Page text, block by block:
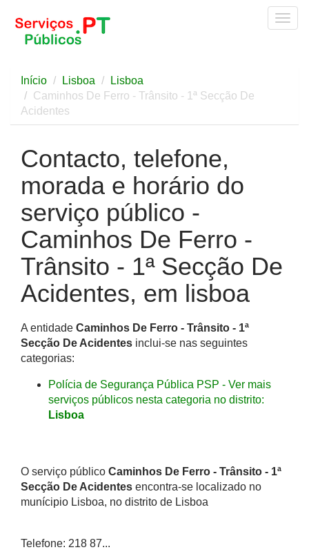
Início Lisboa
Lisboa
Caminhos De Ferro - Trânsito - 1ª Secção De
Acidentes
Contacto, telefone,
morada e horário do
serviço público -
Caminhos De Ferro -
Trânsito - 1ª Secção De
Acidentes, em lisboa
A entidade Caminhos De Ferro - Trânsito - 1ª
Secção De Acidentes inclui-se nas seguintes
categorias:
Polícia de Segurança Pública PSP - Ver mais
serviços públicos nesta categoria no distrito:
Lisboa
O serviço público Caminhos De Ferro - Trânsito - 1ª
Secção De Acidentes encontra-se localizado no
munícipio Lisboa, no distrito de Lisboa
Telefone: 218 87...